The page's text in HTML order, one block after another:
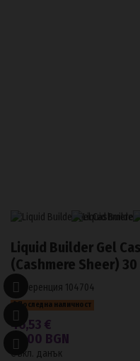
Liquid Builder Gel
(Cashmere Sheer) 30
Референция 104704
Последна наличност
46,53 €
91,00 BGN
С вкл. данък